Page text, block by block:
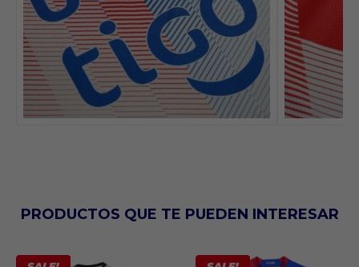
PRODUCTOS QUE TE PUEDEN INTERESAR